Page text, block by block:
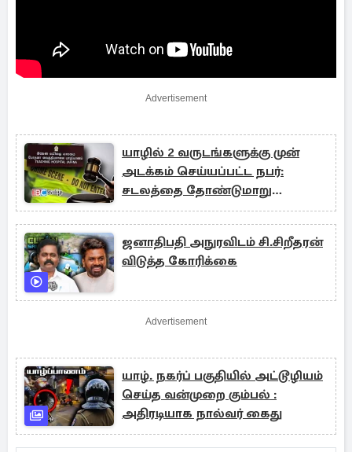
Advertisement
யாழில் 2 வருடங்களுக்கு முன்
அடக்கம் செய்யப்பட்ட நபர்:
சடலத்தை தோண்டுமாறு
நீதிமன்றம் அதிரடி
ஜனாதிபதி அநுரவிடம் சி.சிறீதரன்
விடுத்த கோரிக்கை
Advertisement
யாழ். நகர்ப் பகுதியில் அட்டூழியம்
செய்த வன்முறை கும்பல் :
அதிரடியாக நால்வர் கைது